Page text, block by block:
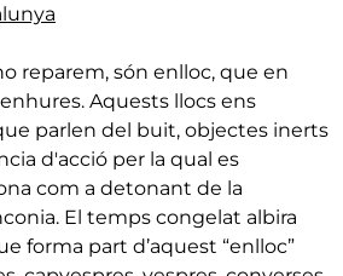
reparem, són enlloc, que en
Aquests llocs ens
parlen del buit, objectes inerts
d'acció per la qual es
com a detonant de la
El temps congelat albira
forma part d’aquest “enlloc”